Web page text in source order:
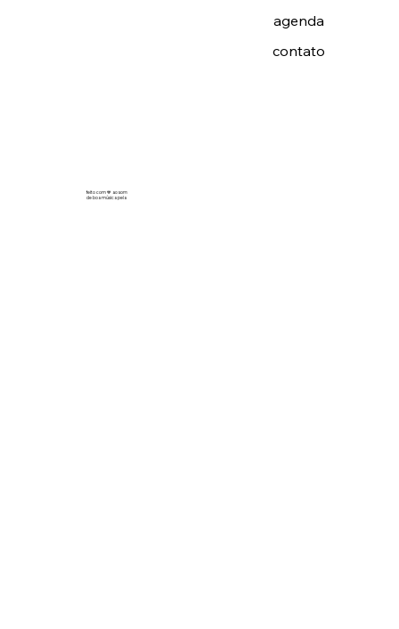
agenda
contato
feito com 💙 ao som
de boa música pela